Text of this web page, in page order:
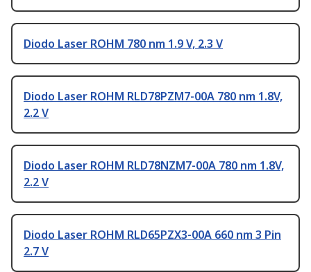
Diodo Laser ROHM 780 nm 1.9 V, 2.3 V
Diodo Laser ROHM RLD78PZM7-00A 780 nm 1.8V,
2.2 V
Diodo Laser ROHM RLD78NZM7-00A 780 nm 1.8V,
2.2 V
Diodo Laser ROHM RLD65PZX3-00A 660 nm 3 Pin
2.7 V